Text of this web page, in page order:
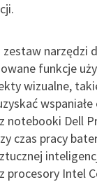
narzędzi
funkcje
wizualne,
notebooki Dell
czas pracy
procesory Intel